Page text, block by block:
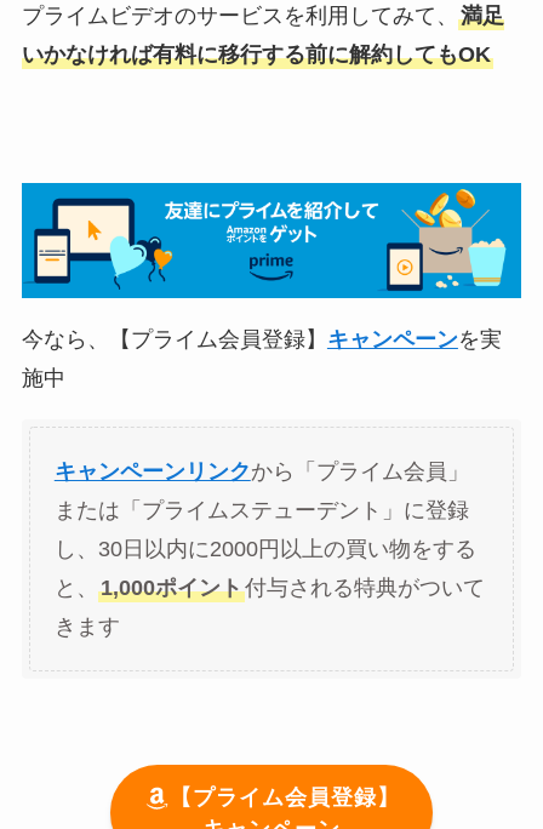
プライムビデオのサービスを利用してみて、 満足
いかなければ有料に移行する前に解約してもOK
今なら、【プライム会員登録】 キャンペーンを実
施中
キャンペーンリンクから「プライム会員」
または「プライムステューデント」に登録
し、30日以内に2000円以上の買い物をする
と、 1,000ポイント付与される特典がついて
きます
【プライム会員登録】